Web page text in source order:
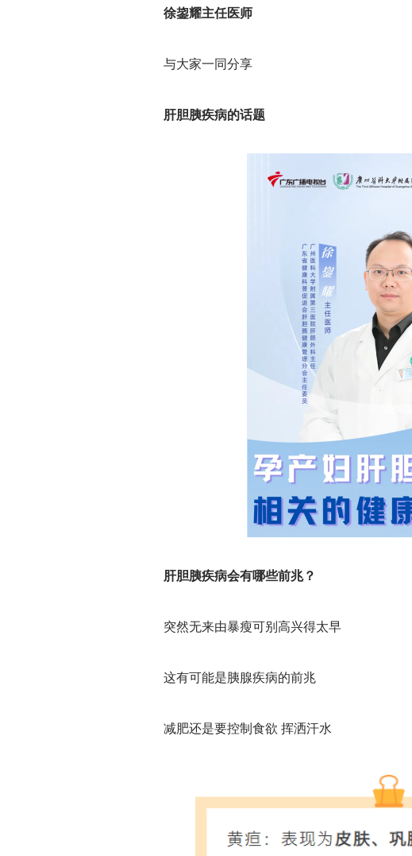
徐鋆耀主任医师
与大家一同分享
肝胆胰疾病的话题
肝胆胰疾病会有哪些前兆？
突然无来由暴瘦可别高兴得太早
这有可能是胰腺疾病的前兆
减肥还是要控制食欲 挥洒汗水